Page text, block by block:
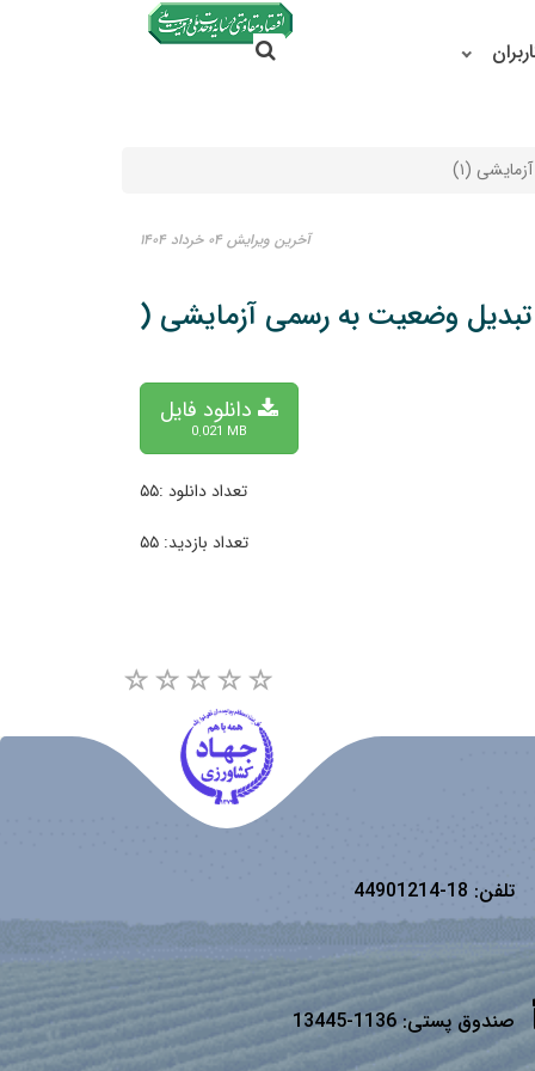
جستجو
جستجو در سایت
(۱)
آخرین ویرایش ۰۴ خرداد ۱۴۰۴
وضعیت به رسمی آزمایشی (۱)
دانلود فایل
0.021 MB
تعداد دانلود :۵۵
تعداد بازدید: ۵۵
تلفن: 18-44901214
صندوق پستی:1136-13445